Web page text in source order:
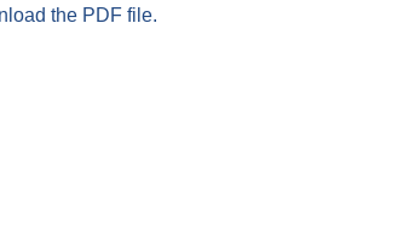
the PDF file.